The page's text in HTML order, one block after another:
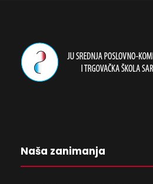
Naša zanimanja